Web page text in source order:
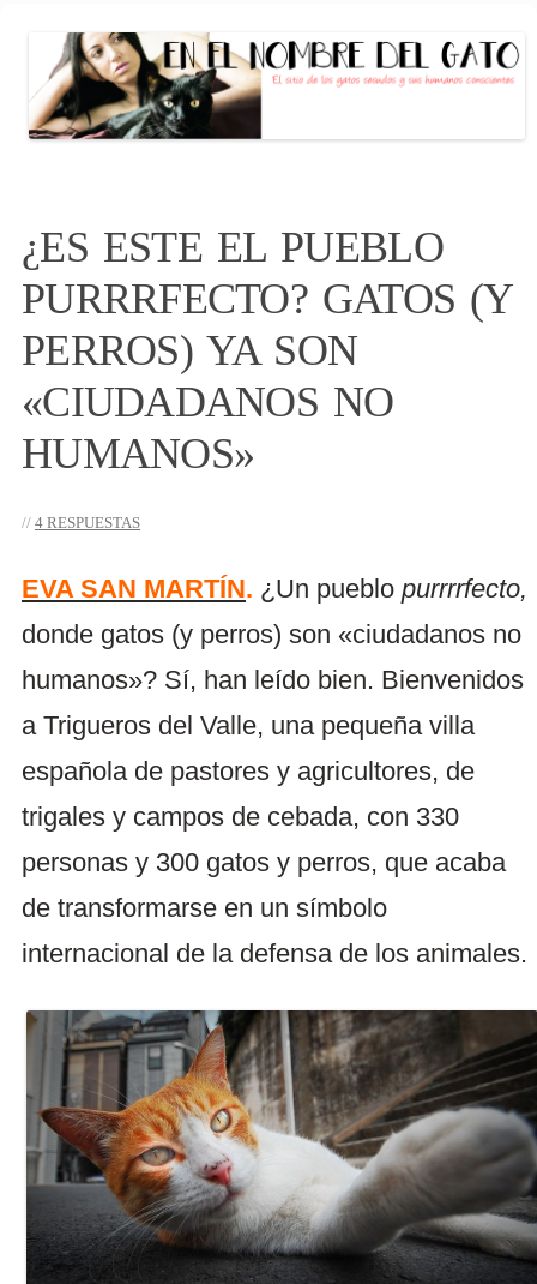
El sitio de las personas con gato (s)
conscientes
contenido
¿ES ESTE EL PUEBLO
PURRRFECTO? GATOS (Y
PERROS) YA SON
«CIUDADANOS NO
HUMANOS»
4 RESPUESTAS
EVA SAN MARTÍN. ¿Un pueblo purrrrfecto,
donde gatos (y perros) son «ciudadanos no
humanos»? Sí, han leído bien. Bienvenidos
a Trigueros del Valle, una pequeña villa
española de pastores y agricultores, de
trigales y campos de cebada, con 330
personas y 300 gatos y perros, que acaba
de transformarse en un símbolo
internacional de la defensa de los animales.